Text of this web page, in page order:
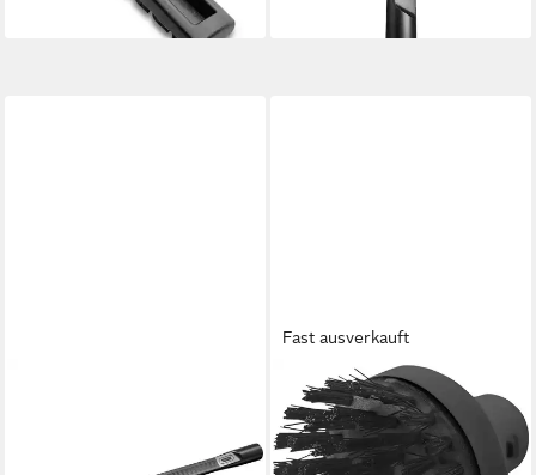
lieferbar - in 7-9 Werktagen bei dir
Fast ausverkauft
KÄRCHER
Bürste Kärcher Rundbürste
groß 2.863-022.0, Bürste
21,29 €